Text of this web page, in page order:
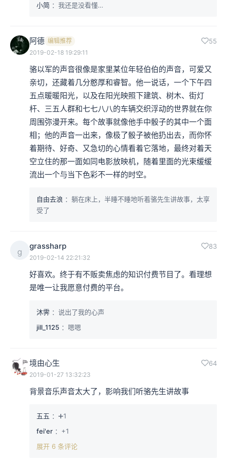
小简 ：我还是没看懂…
阿德 编辑推荐 55
2019-02-18 19:29:11
骆以军的声音很像是家里某位年轻伯伯的声音，可爱又
亲切，还藏着几分憨厚和睿智。他一说话，一个下午四
五点暖暖阳光，以及在阳光映照下建筑、树木、街灯
杆、三五人群和七七八八的车辆交织浮动的世界就在你
周围弥漫开来。每个故事就像他手中骰子的其中一个面
相；他的声音一出来，像极了骰子被他扔出去，而你怀
着期待、好奇、又急切的心情看着它落地，最终对着天
空立住的那一面如同电影放映机，随着里面的光束缓缓
流出一个与当下色彩不一样的时空。
自由去浪 ：躺在床上，半睡不睡地听着骆先生讲故事，太享
受了
g
grassharp 83
2019-02-14 22:21:32
好喜欢。终于有不贩卖焦虑的知识付费节目了。看理想
是唯一让我愿意付费的平台。
沐霁 ：说出了我的心声
jill_1125 ：嗯嗯
境由心生 64
2019-01-27 13:32:23
背景音乐声音太大了，影响我们听骆先生讲故事
五五 ：➕1
fei'er ：+1
展开 6 条评论